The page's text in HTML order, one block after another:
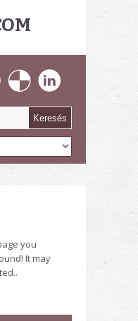
you
It may